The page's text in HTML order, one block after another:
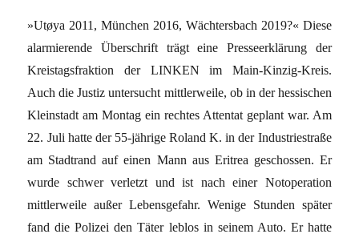
»Utøya 2011, München 2016, Wächtersbach 2019?« Diese
alarmierende Überschrift trägt eine Presseerklärung der
Kreistagsfraktion der LINKEN im Main-Kinzig-Kreis.
Auch die Justiz untersucht mittlerweile, ob in der hessischen
Kleinstadt am Montag ein rechtes Attentat geplant war. Am
22. Juli hatte der 55-jährige Roland K. in der Industriestraße
am Stadtrand auf einen Mann aus Eritrea geschossen. Er
wurde schwer verletzt und ist nach einer Notoperation
mittlerweile außer Lebensgefahr. Wenige Stunden später
fand die Polizei den Täter leblos in seinem Auto. Er hatte